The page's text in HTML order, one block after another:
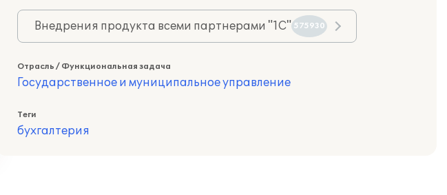
Внедрения продукта всеми партнерами "1С" 575930
Отрасль / Функциональная задача
Государственное и муниципальное управление
Теги
бухгалтерия